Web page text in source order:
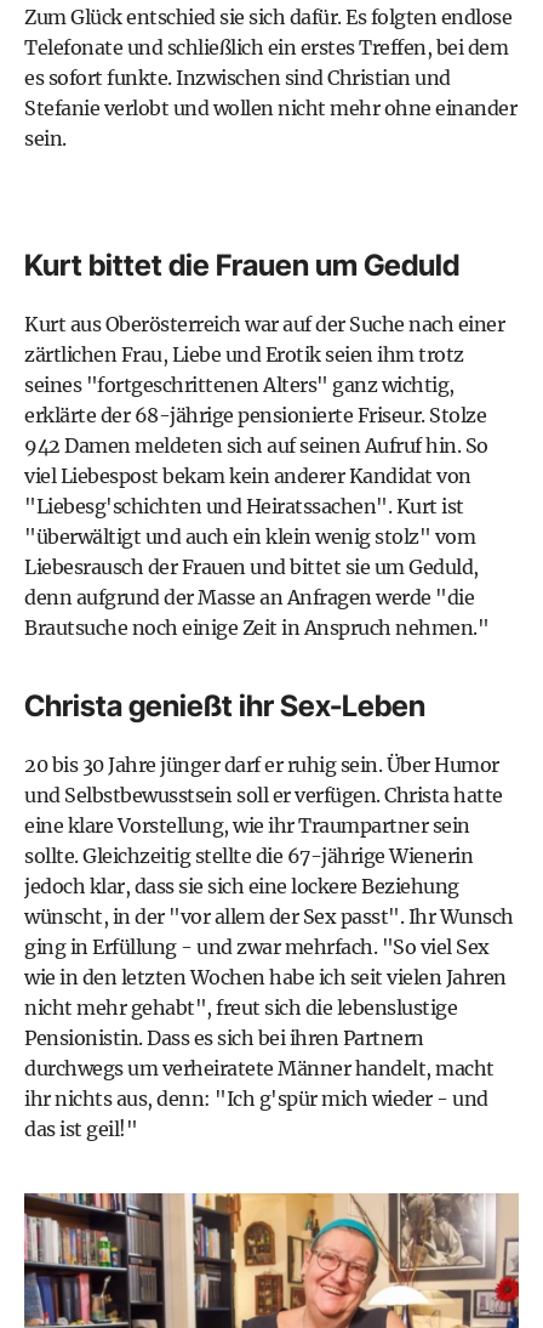
Zum Glück entschied sie sich dafür. Es folgten endlose
Telefonate und schließlich ein erstes Treffen, bei dem
es sofort funkte. Inzwischen sind Christian und
Stefanie verlobt und wollen nicht mehr ohne einander
sein.
Kurt bittet die Frauen um Geduld
Kurt aus Oberösterreich war auf der Suche nach einer
zärtlichen Frau, Liebe und Erotik seien ihm trotz
seines "fortgeschrittenen Alters" ganz wichtig,
erklärte der 68-jährige pensionierte Friseur. Stolze
942 Damen meldeten sich auf seinen Aufruf hin. So
viel Liebespost bekam kein anderer Kandidat von
"Liebesg'schichten und Heiratssachen". Kurt ist
"überwältigt und auch ein klein wenig stolz" vom
Liebesrausch der Frauen und bittet sie um Geduld,
denn aufgrund der Masse an Anfragen werde "die
Brautsuche noch einige Zeit in Anspruch nehmen."
Christa genießt ihr Sex-Leben
20 bis 30 Jahre jünger darf er ruhig sein. Über Humor
und Selbstbewusstsein soll er verfügen. Christa hatte
eine klare Vorstellung, wie ihr Traumpartner sein
sollte. Gleichzeitig stellte die 67-jährige Wienerin
jedoch klar, dass sie sich eine lockere Beziehung
wünscht, in der "vor allem der Sex passt". Ihr Wunsch
ging in Erfüllung - und zwar mehrfach. "So viel Sex
wie in den letzten Wochen habe ich seit vielen Jahren
nicht mehr gehabt", freut sich die lebenslustige
Pensionistin. Dass es sich bei ihren Partnern
durchwegs um verheiratete Männer handelt, macht
ihr nichts aus, denn: "Ich g'spür mich wieder - und
das ist geil!"